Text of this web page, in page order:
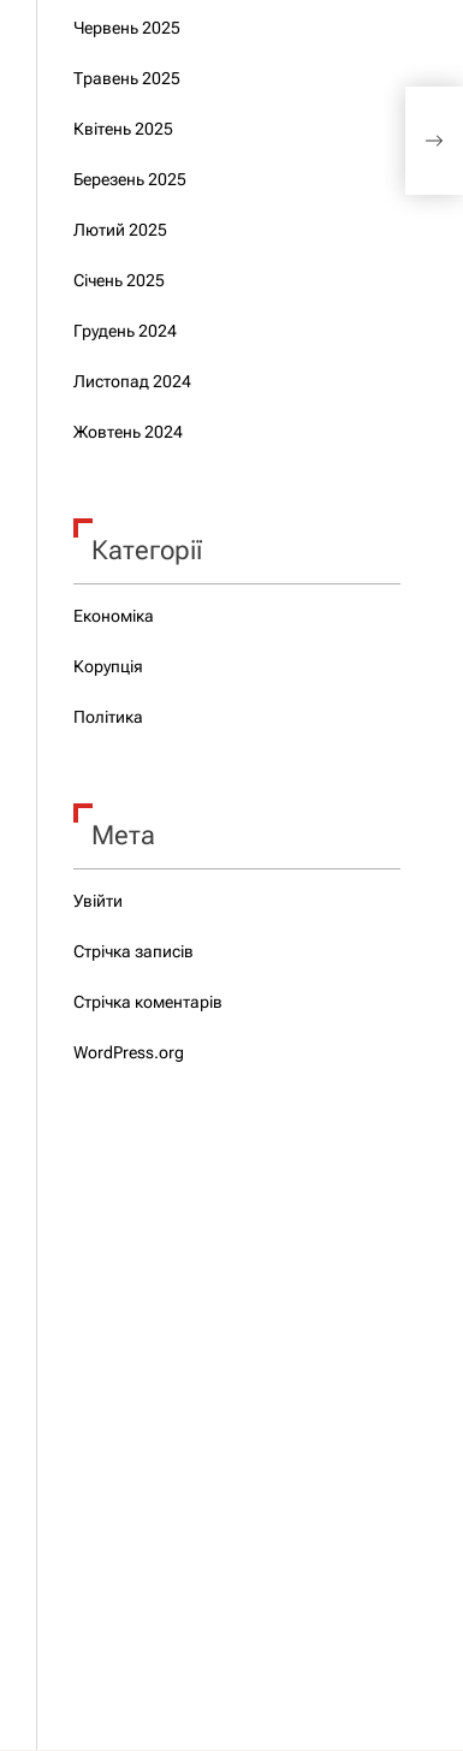
Червень 2025
Травень 2025
Квітень 2025
Березень 2025
Лютий 2025
Січень 2025
Грудень 2024
Листопад 2024
Жовтень 2024
Категорії
Економіка
Корупція
Політика
Мета
Увійти
Стрічка записів
Стрічка коментарів
WordPress.org